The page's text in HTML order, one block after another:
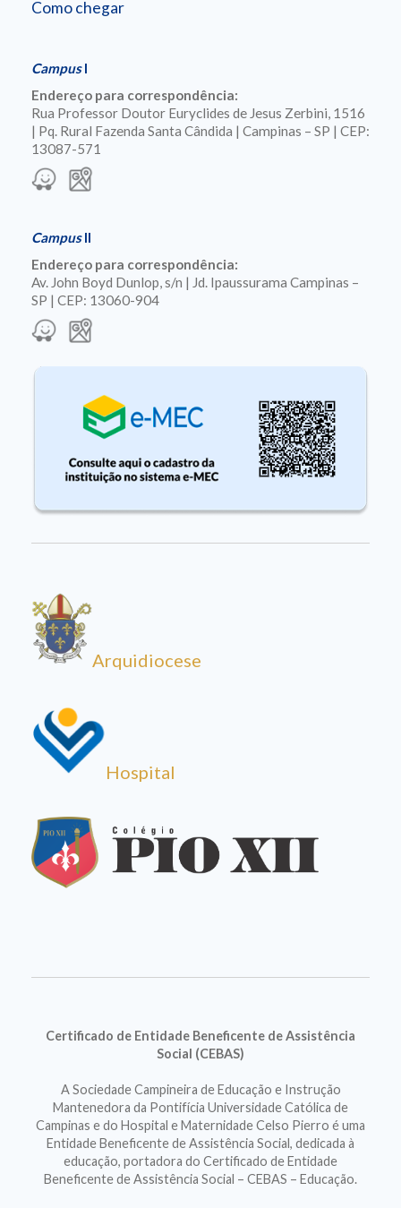
Como chegar
CampusI
Endereço para correspondência:
Rua Professor Doutor Euryclides de Jesus Zerbini, 1516
| Pq. Rural Fazenda Santa Cândida | Campinas – SP | CEP:
13087-571
CampusII
Endereço para correspondência:
Av. John Boyd Dunlop, s/n | Jd. Ipaussurama Campinas –
SP | CEP: 13060-904
Arquidiocese
Hospital
Certificado de Entidade Beneficente de Assistência
Social (CEBAS)
A Sociedade Campineira de Educação e Instrução
Mantenedora da Pontifícia Universidade Católica de
Campinas e do Hospital e Maternidade Celso Pierro é uma
Entidade Beneficente de Assistência Social, dedicada à
educação, portadora do Certificado de Entidade
Beneficente de Assistência Social – CEBAS – Educação.